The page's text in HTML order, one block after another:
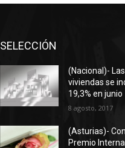
SELECCIÓN
(Nacional)-
viviendas se
19,3% en junio
8 agosto, 2017
(Asturias)-
Premio